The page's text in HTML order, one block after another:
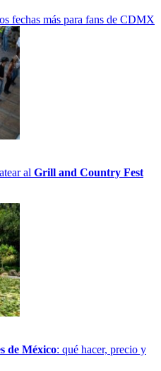
fechas más para fans de CDMX
al Grill and Country Fest
de México: qué hacer, precio y